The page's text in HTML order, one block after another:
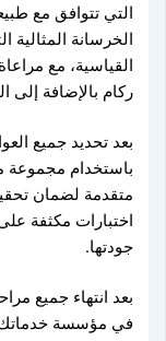
التي تتوافق مع
الخرسانة المثالية
القياسية، مع
ركام بالإضافة إلى
بعد تحديد جميع
باستخدام مجموعة
متقدمة لضمان
اختبارات مكثفة
جودتها.
بعد انتهاء جميع
في مؤسسة خدماتك